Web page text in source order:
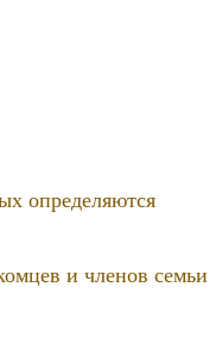
определяются
и членов семьи